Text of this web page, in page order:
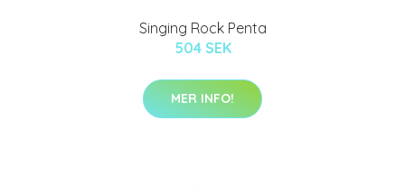
Singing Rock Penta
504 SEK
MER INFO!